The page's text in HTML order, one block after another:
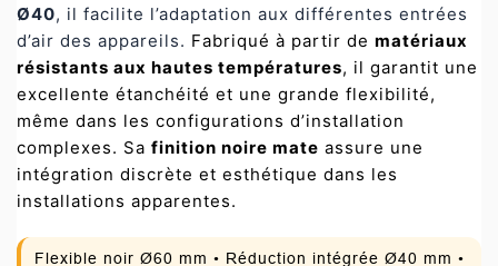
Ø40, il facilite l’adaptation aux différentes entrées
d’air des appareils. Fabriqué à partir de matériaux
résistants aux hautes températures, il garantit une
excellente étanchéité et une grande flexibilité,
même dans les configurations d’installation
complexes. Sa finition noire mate assure une
intégration discrète et esthétique dans les
installations apparentes.
Flexible noir Ø60 mm • Réduction intégrée Ø40 mm •